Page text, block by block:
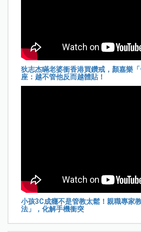
狄志杰瞞老婆衝香港買鑽戒，顏嘉樂
座：越不管他反而越體貼！
小孩3C成癮不是管教太鬆！親職專家
法」，化解手機衝突